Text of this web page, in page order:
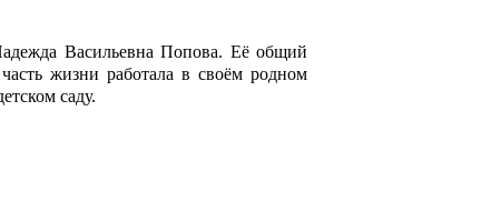
Васильевна Попова. Её общий
жизни работала в своём родном
саду.